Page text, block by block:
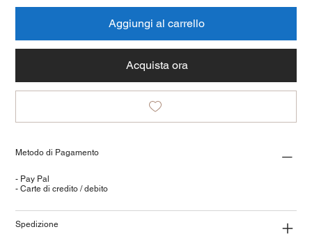
Aggiungi al carrello
Acquista ora
Metodo di Pagamento
- Pay Pal
- Carte di credito / debito
Spedizione